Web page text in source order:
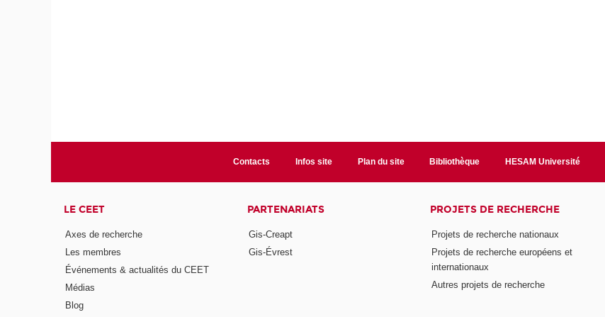
Contacts Infos site Plan du site Bibliothèque HESAM Université
LE CEET
Axes de recherche
Les membres
Événements & actualités du CEET
Médias
Blog
PARTENARIATS
Gis-Creapt
Gis-Évrest
PROJETS DE RECHERCHE
Projets de recherche nationaux
Projets de recherche européens et
internationaux
Autres projets de recherche